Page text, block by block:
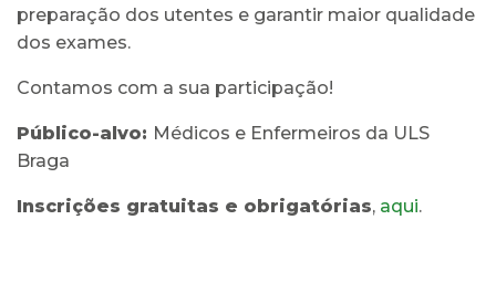
preparação dos utentes e garantir maior qualidade
dos exames.
Contamos com a sua participação!
Público-alvo: Médicos e Enfermeiros da ULS
Braga
Inscrições gratuitas e obrigatórias, aqui.